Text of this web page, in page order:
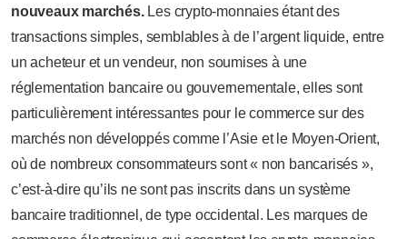
nouveaux marchés.Les crypto-monnaies étant des
transactions simples, semblables à de l’argent liquide, entre
un acheteur et un vendeur, non soumises à une
réglementation bancaire ou gouvernementale, elles sont
particulièrement intéressantes pour le commerce sur des
marchés non développés comme l’Asie et le Moyen-Orient,
où de nombreux consommateurs sont « non bancarisés »,
c’est-à-dire qu’ils ne sont pas inscrits dans un système
bancaire traditionnel, de type occidental. Les marques de